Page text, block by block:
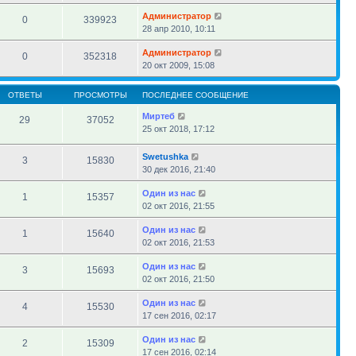
0 339923
Администратор
28 апр 2010, 10:11
0 352318
Администратор
20 окт 2009, 15:08
ОТВЕТЫ ПРОСМОТРЫ ПОСЛЕДНЕЕ СООБЩЕНИЕ
29 37052
Миртеб
25 окт 2018, 17:12
3 15830
Swetushka
30 дек 2016, 21:40
1 15357
Один из нас
02 окт 2016, 21:55
1 15640
Один из нас
02 окт 2016, 21:53
3 15693
Один из нас
02 окт 2016, 21:50
4 15530
Один из нас
17 сен 2016, 02:17
2 15309
Один из нас
17 сен 2016, 02:14